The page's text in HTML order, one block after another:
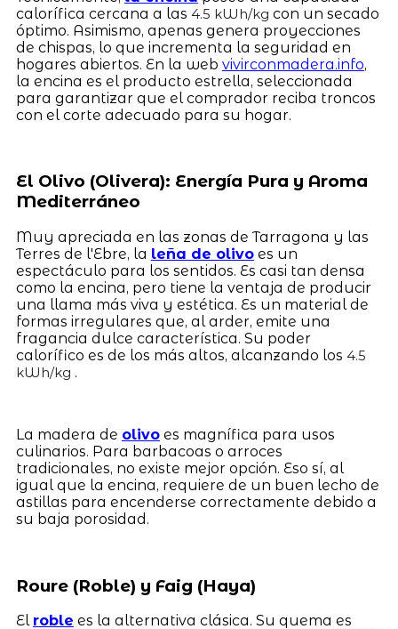
calorífica cercana a las 4.5 kWh/kg con un secado
óptimo. Asimismo, apenas genera proyecciones
de chispas, lo que incrementa la seguridad en
hogares abiertos. En la web vivirconmadera.info,
la encina es el producto estrella, seleccionada
para garantizar que el comprador reciba troncos
con el corte adecuado para su hogar.
El Olivo (Olivera): Energía Pura y Aroma
Mediterráneo
Muy apreciada en las zonas de Tarragona y las
Terres de l'Ebre, la leña de olivoes un
espectáculo para los sentidos. Es casi tan densa
como la encina, pero tiene la ventaja de producir
una llama más viva y estética. Es un material de
formas irregulares que, al arder, emite una
fragancia dulce característica. Su poder
calorífico es de los más altos, alcanzando los 4.5
kWh/kg .
La madera de olivoes magnífica para usos
culinarios. Para barbacoas o arroces
tradicionales, no existe mejor opción. Eso sí, al
igual que la encina, requiere de un buen lecho de
astillas para encenderse correctamente debido a
su baja porosidad.
Roure (Roble) y Faig (Haya)
El roble es la alternativa clásica. Su quema es